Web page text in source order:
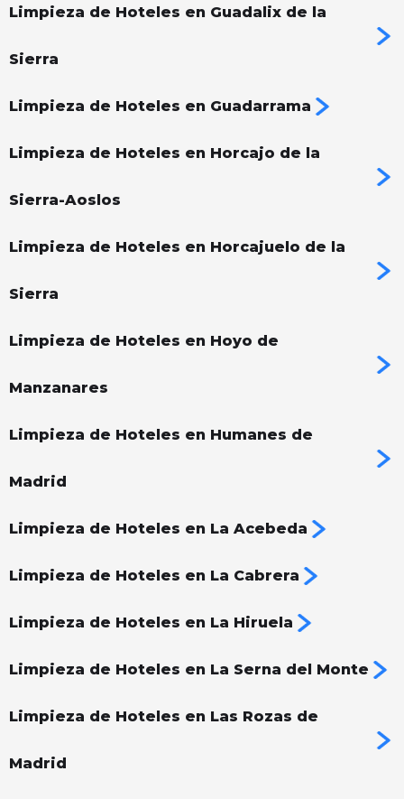
Limpieza de Hoteles en Guadalix de la
Sierra
Limpieza de Hoteles en Guadarrama
Limpieza de Hoteles en Horcajo de la
Sierra-Aoslos
Limpieza de Hoteles en Horcajuelo de la
Sierra
Limpieza de Hoteles en Hoyo de
Manzanares
Limpieza de Hoteles en Humanes de
Madrid
Limpieza de Hoteles en La Acebeda
Limpieza de Hoteles en La Cabrera
Limpieza de Hoteles en La Hiruela
Limpieza de Hoteles en La Serna del Monte
Limpieza de Hoteles en Las Rozas de
Madrid